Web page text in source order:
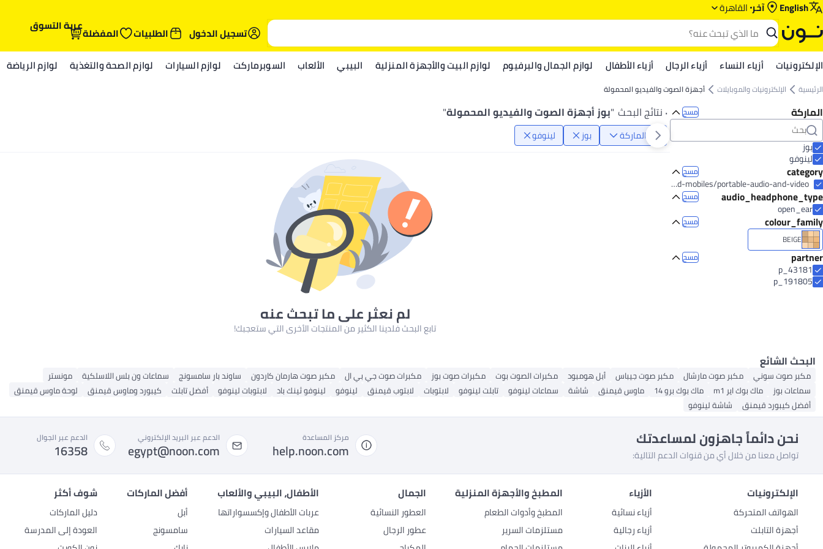
English آخر القاهرة
تسجيل الدخول
الطلبيات المفضلةعربة التسوق
الإلكترونيات أزياء النساء أزياء الرجال أزياء الأطفال لوازم الجمال والبرفيوم لوازم البيت والأجهزة المنزلية البيبي الألعاب السوبرماركت لوازم السيارات لوازم الصحة والتغذية لوازم الرياضة
الرئيسية الإلكترونيات والموبايلات أجهزة الصوت والفيديو المحمولة
الماركة مسح
بوز
لينوفو
category مسح
electronics-and-mobiles/portable-audio-and-video
audio_headphone_type مسح
open_ear
colour_family
مسح
BEIGE
partner مسح
p_43181
p_191805
٠ نتائج البحث "بوز أجهزة الصوت والفيديو المحمولة"
الماركة بوز لينوفو
لم نعثر على ما تبحث عنه
تابع البحث فلدينا الكثير من المنتجات الأخرى التي ستعجبك!
البحث الشائع
مكبر صوت سوني مكبر صوت مارشال مكبر صوت جيباس أبل هومبود مكبرات الصوت بوت مكبرات صوت بوز مكبرات صوت جي بي ال مكبر صوت هارمان كاردون ساوند بار سامسونج سماعات ون بلس اللاسلكية
مونستر
سماعات بوز
ماك بوك اير m1 ماك بوك برو 14 ماوس قيمنق شاشة سماعات لينوفو تابلت لينوفو لابتوبات لابتوب قيمنق لينوفو لينوفو ثينك باد لابتوبات لينوفو أفضل تابلت كيبورد وماوس قيمنق
لوحة ماوس قيمنق
أفضل كيبورد قيمنق
شاشة لينوفو
نحن دائماً جاهزون لمساعدتك
تواصل معنا من خلال أي من قنوات الدعم التالية:
مركز المساعدة
help.noon.com
الدعم عبر البريد الإلكتروني
egypt@noon.com
الدعم عبر الجوال
16358
الإلكترونيات
الهواتف المتحركة
أجهزة التابلت
الأزياء
أزياء نسائية
أزياء رجالية
المطبخ والأجهزة المنزلية
المطبخ وأدوات الطعام
مستلزمات السرير
الجمال
العطور النسائية
عطور الرجال
الأطفال، البيبي والألعاب
عربات الأطفال وإكسسواراتها
مقاعد السيارات
أفضل الماركات
أبل
سامسونج
شوف أكثر
دليل الماركات
العودة إلى المدرسة